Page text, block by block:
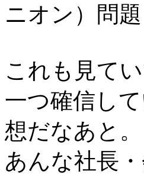
ニオン）問題
これも見て
一つ確信し
想だなあと。
あんな社長